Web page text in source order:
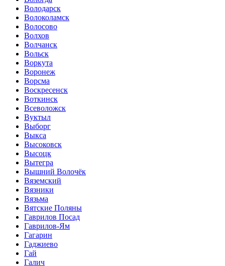
Володарск
Волоколамск
Волосово
Волхов
Волчанск
Вольск
Воркута
Воронеж
Ворсма
Воскресенск
Воткинск
Всеволожск
Вуктыл
Выборг
Выкса
Высоковск
Высоцк
Вытегра
Вышний Волочёк
Вяземский
Вязники
Вязьма
Вятские Поляны
Гаврилов Посад
Гаврилов-Ям
Гагарин
Гаджиево
Гай
Галич